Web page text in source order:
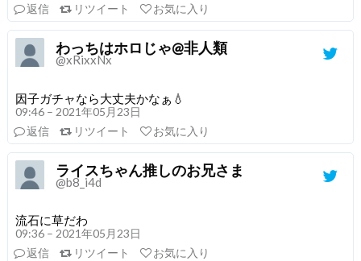
返信
リツイート お気に入り
わっちはホロじゃ@非人類
@xRixxNx
因子ガチャなら大丈夫かなぁ💧
09:46 – 2021年05月23日
返信
リツイート お気に入り
ライスちゃん推しのお兄さま
@b8_i4d
流石に草だわ
09:36 – 2021年05月23日
返信
リツイート お気に入り